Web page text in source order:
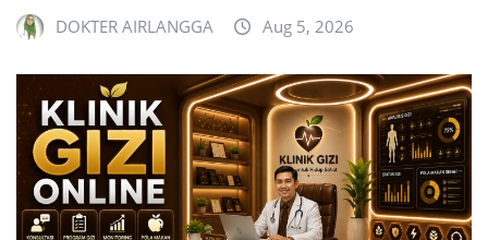
DOKTER AIRLANGGA Aug 5, 2026